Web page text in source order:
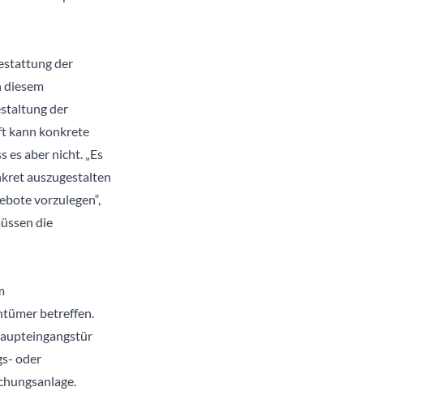
der
der
kann konkrete
aber nicht. „Es
auszugestalten
vorzulegen“,
die
betreffen.
oder